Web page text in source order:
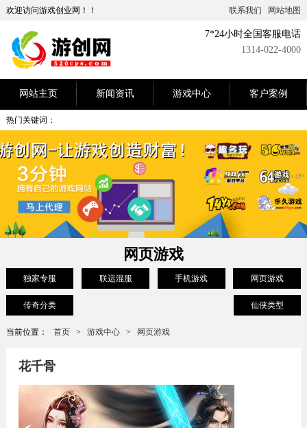
欢迎访问游戏创业网！！ 联系我们 网站地图
7*24小时全国客服电话
1314-022-4000
网站主页 新闻资讯 游戏中心 客户案例
热门关键词：
网页游戏
独家专服 联运混服 手机游戏 网页游戏
传奇分类 仙侠类型
当前位置： 首页 > 游戏中心 > 网页游戏
花千骨